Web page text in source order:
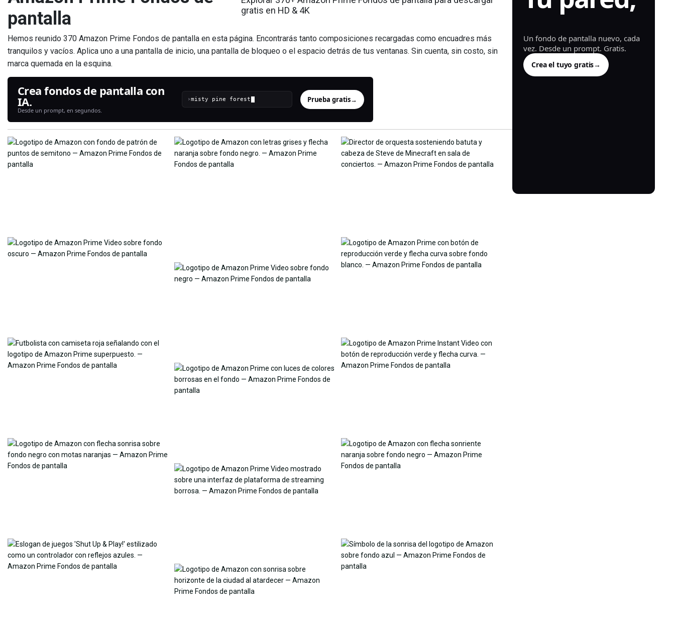
pantalla
gratis en HD & 4K
Hemos reunido 370 Amazon Prime Fondos de pantalla en esta página. Encontrarás tanto composiciones recargadas como encuadres más
tranquilos y vacíos. Aplica uno a una pantalla de inicio, una pantalla de bloqueo o el espacio detrás de tus ventanas. Sin cuenta, sin costo, sin
marca quemada en la esquina.
Crea fondos de pantalla con
IA.
Desde un prompt, en segundos.
› Prueba gratis→
generada.
Un fondo de pantalla nuevo, cada
vez. Desde un prompt. Gratis.
Crea el tuyo gratis→